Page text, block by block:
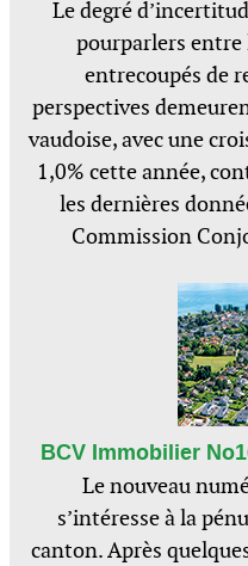
Le degré
pourparlers entre
entrecoupés de
perspectives
vaudoise, avec une
1,0% cette année,
les dernières
Commission
BCV Immobilier
Le nouveau
s’intéresse à la
canton. Après